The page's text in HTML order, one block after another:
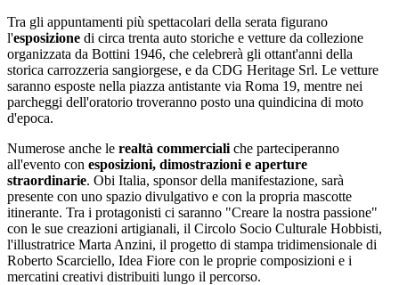
Tra gli appuntamenti più spettacolari della serata figurano
l'esposizione di circa trenta auto storiche e vetture da collezione
organizzata da Bottini 1946, che celebrerà gli ottant'anni della
storica carrozzeria sangiorgese, e da CDG Heritage Srl. Le vetture
saranno esposte nella piazza antistante via Roma 19, mentre nei
parcheggi dell'oratorio troveranno posto una quindicina di moto
d'epoca.
Numerose anche le realtà commerciali che parteciperanno
all'evento con esposizioni, dimostrazioni e aperture
straordinarie. Obi Italia, sponsor della manifestazione, sarà
presente con uno spazio divulgativo e con la propria mascotte
itinerante. Tra i protagonisti ci saranno "Creare la nostra passione"
con le sue creazioni artigianali, il Circolo Socio Culturale Hobbisti,
l'illustratrice Marta Anzini, il progetto di stampa tridimensionale di
Roberto Scarciello, Idea Fiore con le proprie composizioni e i
mercatini creativi distribuiti lungo il percorso.